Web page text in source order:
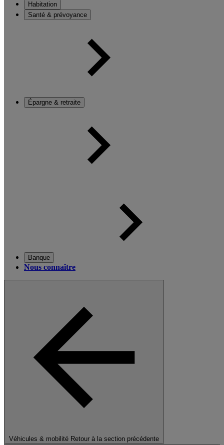
Habitation
Santé & prévoyance
Épargne & retraite
Banque
Nous connaître
Véhicules & mobilité Retour à la section précédente